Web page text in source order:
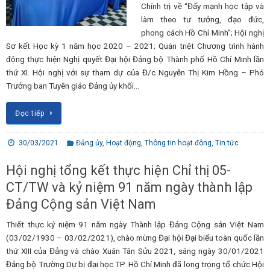
Chính trị về “Đẩy mạnh học tập và
làm theo tư tưởng, đạo đức,
phong cách Hồ Chí Minh”; Hội nghị
Sơ kết Học kỳ 1 năm học 2020 – 2021; Quán triệt Chương trình hành
động thực hiện Nghị quyết Đại hội Đảng bộ Thành phố Hồ Chí Minh lần
thứ XI. Hội nghị với sự tham dự của Đ/c Nguyễn Thị Kim Hồng – Phó
Trưởng ban Tuyên giáo Đảng ủy khối…
Đọc tiếp
30/03/2021 Đảng ủy, Hoạt động,Thông tin hoạt đông,Tin tức
Hội nghị tổng kết thực hiện Chỉ thị 05-
CT/TW và kỷ niệm 91 năm ngày thành lập
Đảng Cộng sản Việt Nam
Thiết thực kỷ niệm 91 năm ngày Thành lập Đảng Cộng sản Việt Nam
(03/02/1930 – 03/02/2021), chào mừng Đại hội Đại biểu toàn quốc lần
thứ XIII của Đảng và chào Xuân Tân Sửu 2021, sáng ngày 30/01/2021
Đảng bộ Trường Dự bị đại học TP. Hồ Chí Minh đã long trọng tổ chức Hội